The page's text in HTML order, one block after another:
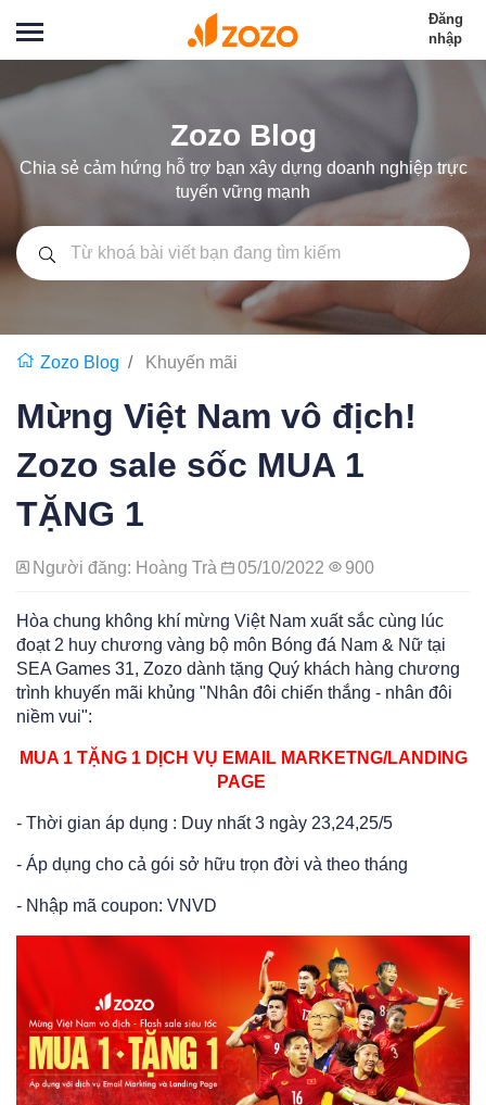
Đăng
nhập
Zozo Blog
Chia sẻ cảm hứng hỗ trợ bạn xây dựng doanh nghiệp trực
tuyến vững mạnh
Zozo Blog Khuyến mãi
Mừng Việt Nam vô địch!
Zozo sale sốc MUA 1
TẶNG 1
Người đăng: Hoàng Trà 05/10/2022 900
Hòa chung không khí mừng Việt Nam xuất sắc cùng lúc
đoạt 2 huy chương vàng bộ môn Bóng đá Nam & Nữ tại
SEA Games 31, Zozo dành tặng Quý khách hàng chương
trình khuyến mãi khủng "Nhân đôi chiến thắng - nhân đôi
niềm vui":
MUA 1 TẶNG 1 DỊCH VỤ EMAIL MARKETNG/LANDING
PAGE
- Thời gian áp dụng : Duy nhất 3 ngày 23,24,25/5
- Áp dụng cho cả gói sở hữu trọn đời và theo tháng
- Nhập mã coupon: VNVD